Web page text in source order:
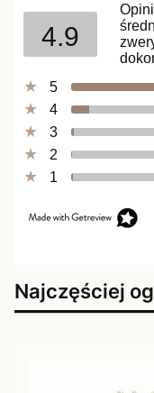
4.9
5
4
3
2
1
Najczęściej